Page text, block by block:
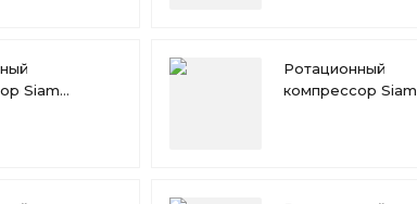
Siam
Ротационный
компрессор Siam